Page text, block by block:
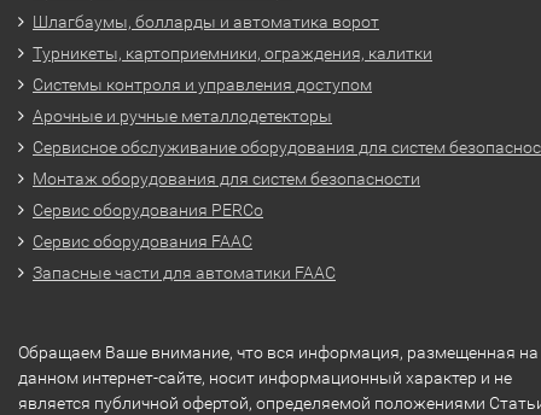
Шлагбаумы, болларды и автоматика ворот
Турникеты, картоприемники, ограждения, калитки
Системы контроля и управления доступом
Арочные и ручные металлодетекторы
Сервисное обслуживание оборудования для систем
Монтаж оборудования для систем безопасности
Сервис оборудования PERCo
Сервис оборудования FAAC
Запасные части для автоматики FAAC
Обращаем Ваше внимание, что вся информация, размещенная на
данном интернет-сайте, носит информационный характер и не
является публичной офертой, определяемой положениями